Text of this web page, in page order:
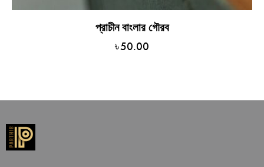
প্রাচীন বাংলার গৌরব
৳50.00